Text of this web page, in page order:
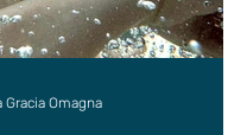
Gracia Omagna